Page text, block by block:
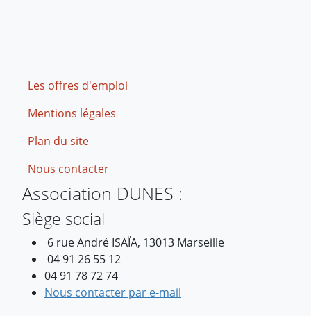
Footer
Les offres d'emploi
Mentions légales
Plan du site
Nous contacter
Association DUNES :
Siège social
6 rue André ISAÏA, 13013 Marseille
04 91 26 55 12
04 91 78 72 74
Nous contacter par e-mail